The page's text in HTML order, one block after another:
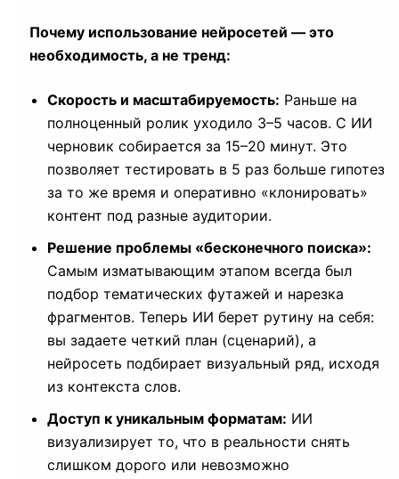
Почему использование нейросетей — это
необходимость, а не тренд:
Скорость и масштабируемость: Раньше на
полноценный ролик уходило 3–5 часов. С ИИ
черновик собирается за 15–20 минут. Это
позволяет тестировать в 5 раз больше гипотез
за то же время и оперативно «клонировать»
контент под разные аудитории.
Решение проблемы «бесконечного поиска»:
Самым изматывающим этапом всегда был
подбор тематических футажей и нарезка
фрагментов. Теперь ИИ берет рутину на себя:
вы задаете четкий план (сценарий), а
нейросеть подбирает визуальный ряд, исходя
из контекста слов.
Доступ к уникальным форматам: ИИ
визуализирует то, что в реальности снять
слишком дорого или невозможно